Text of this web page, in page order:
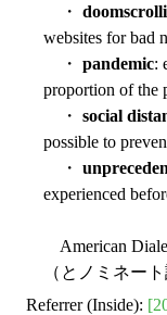
・
websites for bad
・ pandemic:
proportion of the
・ social
possible to
・
experienced
American
（とノミネー
Referrer (Inside):